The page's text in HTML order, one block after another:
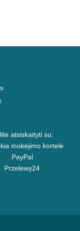
atsiskaityti su:
mokėjimo kortelė
PayPal
Przelewy24